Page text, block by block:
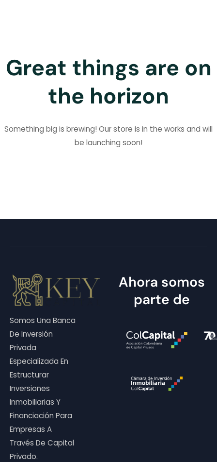
Great things are on
the horizon
Something big is brewing! Our store is in the works and will
be launching soon!
Somos Una Banca
De Inversión
Privada
Especializada En
Estructurar
Inversiones
Inmobiliarias Y
Financiación Para
Empresas A
Través De Capital
Privado.
Ahora somos
parte de